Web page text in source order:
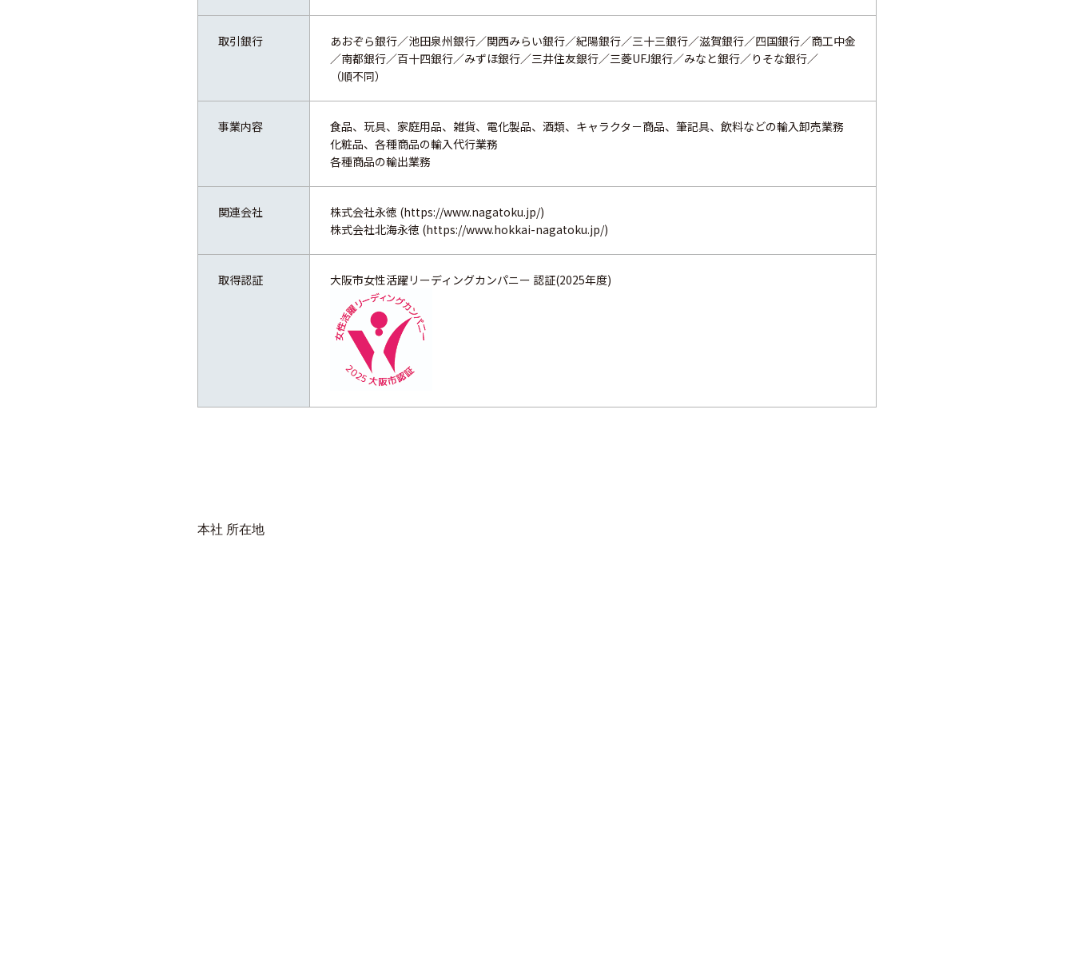
取引銀行
あおぞら銀行／池田泉州銀行／関西みらい銀行／紀陽銀行／三十三銀行／滋賀銀行／四国銀行／商工中金
／南都銀行／百十四銀行／みずほ銀行／三井住友銀行／三菱UFJ銀行／みなと銀行／りそな銀行／
（順不同）
事業内容
食品、玩具、家庭用品、雑貨、電化製品、酒類、キャラクタ－商品、筆記具、飲料などの輸入卸売業務
化粧品、各種商品の輸入代行業務
各種商品の輸出業務
関連会社 株式会社永徳 (https://www.nagatoku.jp/)
株式会社北海永徳 (https://www.hokkai-nagatoku.jp/)
取得認証 大阪市女性活躍リーディングカンパニー 認証(2025年度)
本社 所在地